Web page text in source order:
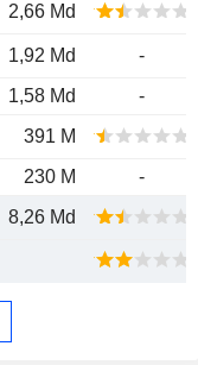
2,66 Md
1,92 Md
-
1,58 Md
-
391 M
230 M
-
8,26 Md